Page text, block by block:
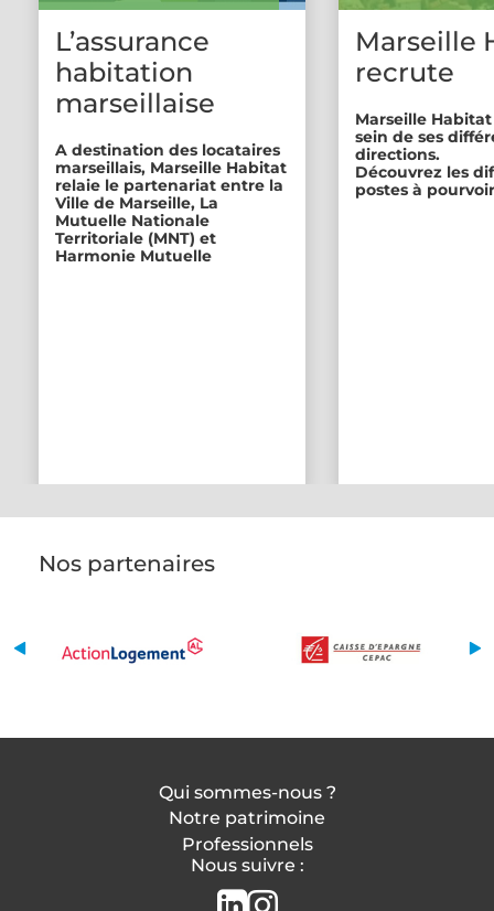
L’assurance
habitation
marseillaise
A destination des locataires
marseillais, Marseille Habitat
relaie le partenariat entre la
Ville de Marseille, La
Mutuelle Nationale
Territoriale (MNT) et
Harmonie Mutuelle
Marseille
recrute
Marseille
sein de ses
directions.
Découvrez les
postes à
Nos partenaires
Qui sommes-nous ?
Notre patrimoine
Professionnels
Nous suivre :